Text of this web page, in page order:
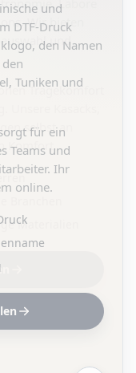
DTF-Druck
den Namen
Tuniken und
für ein
Teams und
Ihr
online.